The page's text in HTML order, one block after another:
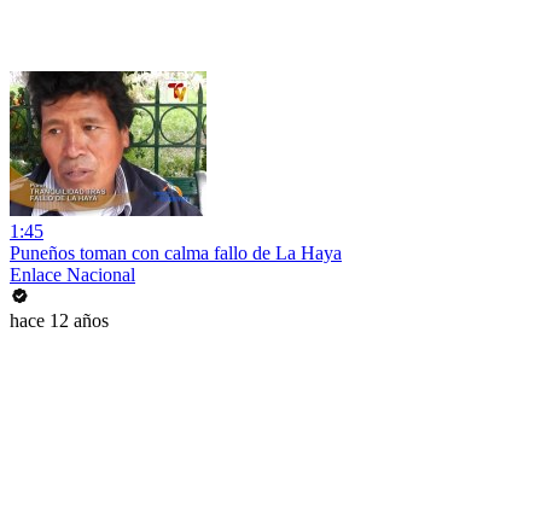
1:45
Puneños toman con calma fallo de La Haya
Enlace Nacional
hace 12 años